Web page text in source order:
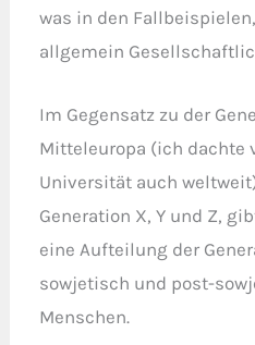
was in den
allgemein
Im Gegensatz zu der
Mitteleuropa (ich dachte
Universität auch
Generation X, Y und Z,
eine Aufteilung der
sowjetisch und post-
Menschen.